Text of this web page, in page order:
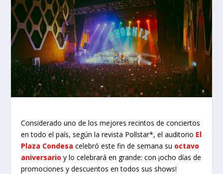
Considerado uno de los mejores recintos de conciertos
en todo el país, según la revista Pollstar*, el auditorio El
Plaza Condesa celebró este fin de semana su octavo
aniversario y lo celebrará en grande: con ¡ocho días de
promociones y descuentos en todos sus shows!